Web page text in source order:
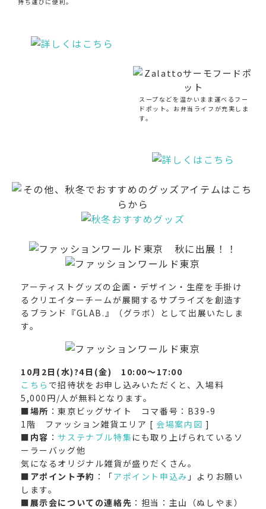
スープなどを温かいまま運べるフー
ドポット。お弁当ライフが充実しま
す。
アーティストグッズの企画・デザイン・生産を手掛け
るクリエイターチームが展開するサプライズを創造す
るブランド『GLAB.』（グラボ）として出展いたしま
す。
10月2日(水)?4日(金) 10:00～17:00
こちら で招待状をお申し込みいただくと、入場料
5,000円/人が無料となります。
■場所 ：東京ビッグサイト コマ番号：B39-9
1階 ファッション雑貨エリア [ 会場案内図 ]
■内容 ： サステナブル特集 にも取り上げられているソ
ーラーバッグ他
気になるオリジナル雑貨が盛りだくさん。
■アポイント予約 ：「アポイント申込み 」よりお願い
します。
■展示会についての連絡先 ：担当：主山（ぬしやま）